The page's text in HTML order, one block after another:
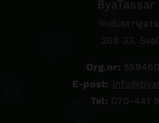
ByaTassar
268 33,
Org.nr:
E-post:
Tel: 070-441